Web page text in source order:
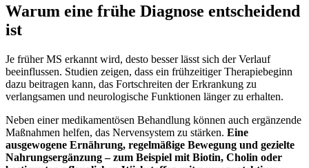
Warum eine frühe Diagnose entscheidend
ist
Je früher MS erkannt wird, desto besser lässt sich der Verlauf
beeinflussen. Studien zeigen, dass ein frühzeitiger Therapiebeginn
dazu beitragen kann, das Fortschreiten der Erkrankung zu
verlangsamen und neurologische Funktionen länger zu erhalten.
Neben einer medikamentösen Behandlung können auch ergänzende
Maßnahmen helfen, das Nervensystem zu stärken. Eine
ausgewogene Ernährung, regelmäßige Bewegung und gezielte
Nahrungsergänzung – zum Beispiel mit Biotin, Cholin oder